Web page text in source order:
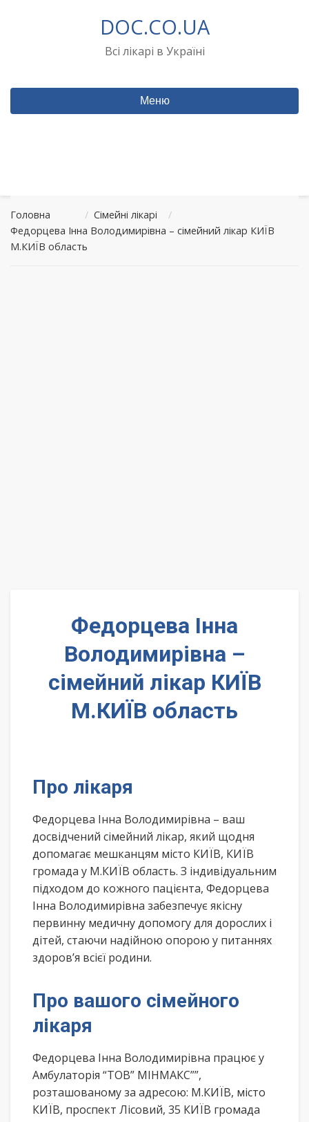
DOC.CO.UA
Всі лікарі в Україні
Меню
Головна / Сімейні лікарі
/
Федорцева Інна Володимирівна – сімейний лікар КИЇВ
М.КИЇВ область
Федорцева Інна
Володимирівна –
сімейний лікар КИЇВ
М.КИЇВ область
Про лікаря
Федорцева Інна Володимирівна – ваш
досвідчений сімейний лікар, який щодня
допомагає мешканцям місто КИЇВ, КИЇВ
громада у М.КИЇВ область. З індивідуальним
підходом до кожного пацієнта, Федорцева
Інна Володимирівна забезпечує якісну
первинну медичну допомогу для дорослих і
дітей, стаючи надійною опорою у питаннях
здоров’я всієї родини.
Про вашого сімейного
лікаря
Федорцева Інна Володимирівна працює у
Амбулаторія “ТОВ” МІНМАКС””,
розташованому за адресою: М.КИЇВ, місто
КИЇВ, проспект Лісовий, 35 КИЇВ громада